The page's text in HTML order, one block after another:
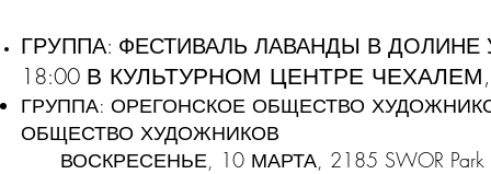
ГРУППА: ФЕСТИВАЛЬ ЛАВАНДЫ В ДОЛИНЕ
18:00 В КУЛЬТУРНОМ ЦЕНТРЕ
ГРУППА: ОРЕГОНСКОЕ ОБЩЕСТВО
ОБЩЕСТВО ХУДОЖНИКОВ
ВОСКРЕСЕНЬЕ, 10 МАРТА, 2185 SWOR Park